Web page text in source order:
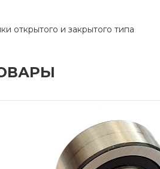
открытого и закрытого типа